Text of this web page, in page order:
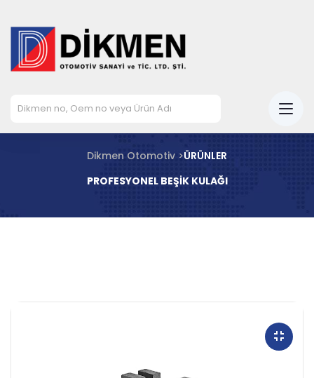
Dikmen Otomotiv >ÜRÜNLER
PROFESYONEL BEŞİK KULAĞI